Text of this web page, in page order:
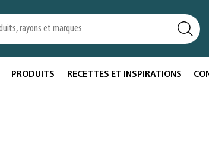
PRODUITS RECETTES ET INSPIRATIONS